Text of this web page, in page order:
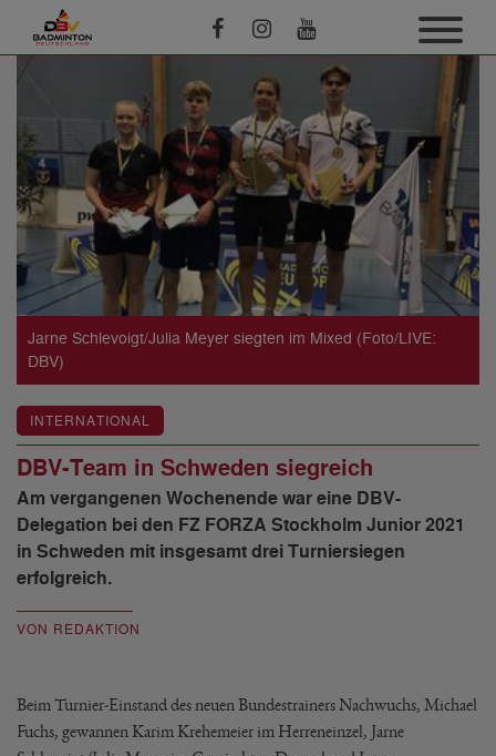
Jarne Schlevoigt/Julia Meyer siegten im Mixed (Foto/LIVE:
DBV)
INTERNATIONAL
DBV-Team in Schweden siegreich
Am vergangenen Wochenende war eine DBV-
Delegation bei den FZ FORZA Stockholm Junior 2021
in Schweden mit insgesamt drei Turniersiegen
erfolgreich.
VON REDAKTION
Beim Turnier-Einstand des neuen Bundestrainers Nachwuchs, Michael
Fuchs, gewannen Karim Krehemeier im Herreneinzel, Jarne